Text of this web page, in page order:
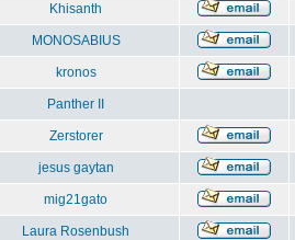
Khisanth
MONOSABIUS
kronos
Panther II
Zerstorer
jesus gaytan
mig21gato
Laura Rosenbush